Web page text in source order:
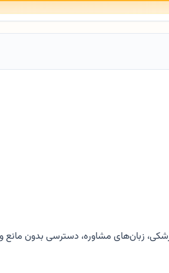
زبان‌های مشاوره، دسترسی بدون